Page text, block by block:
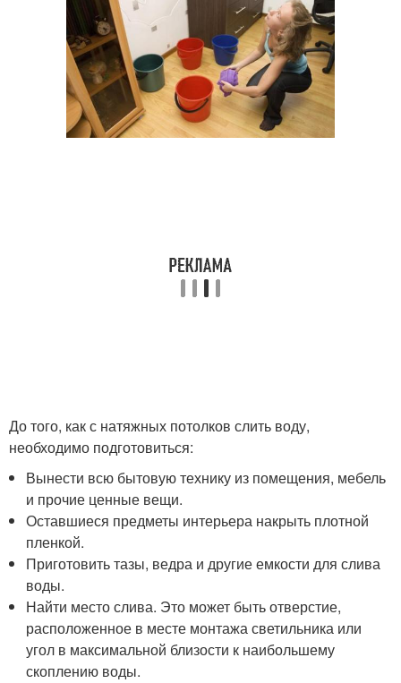
До того, как с натяжных потолков слить воду,
необходимо подготовиться:
Вынести всю бытовую технику из помещения, мебель
и прочие ценные вещи.
Оставшиеся предметы интерьера накрыть плотной
пленкой.
Приготовить тазы, ведра и другие емкости для слива
воды.
Найти место слива. Это может быть отверстие,
расположенное в месте монтажа светильника или
угол в максимальной близости к наибольшему
скоплению воды.